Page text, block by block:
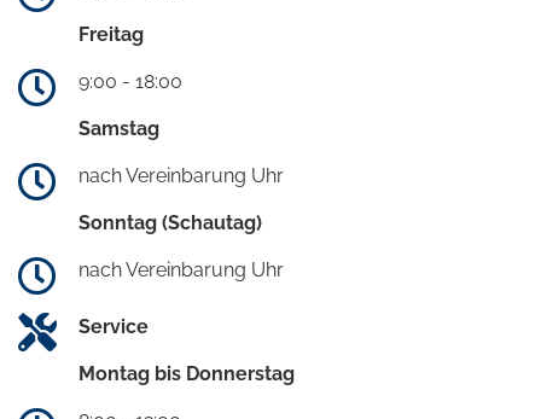
Freitag
9:00 - 18:00
Samstag
nach Vereinbarung Uhr
Sonntag (Schautag)
nach Vereinbarung Uhr
Service
Montag bis Donnerstag